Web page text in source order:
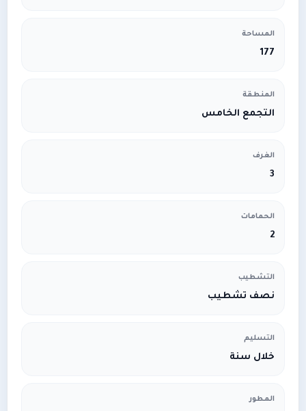
المساحة
177
المنطقة
التجمع الخامس
الغرف
3
الحمامات
2
التشطيب
نصف تشطيب
التسليم
خلال سنة
المطور